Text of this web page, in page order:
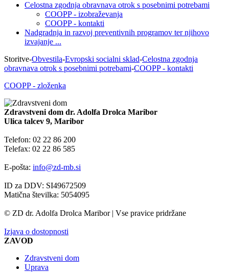
Celostna zgodnja obravnava otrok s posebnimi potrebami
COOPP - izobraževanja
COOPP - kontakti
Nadgradnja in razvoj preventivnih programov ter njihovo
izvajanje ...
Storitve-Obvestila-Evropski socialni sklad-Celostna zgodnja
obravnava otrok s posebnimi potrebami-COOPP - kontakti
COOPP - zloženka
Zdravstveni dom dr. Adolfa Drolca Maribor
Ulica talcev 9, Maribor
Telefon: 02 22 86 200
Telefax: 02 22 86 585
E-pošta: info@zd-mb.si
ID za DDV: SI49672509
Matična številka: 5054095
© ZD dr. Adolfa Drolca Maribor | Vse pravice pridržane
Izjava o dostopnosti
ZAVOD
Zdravstveni dom
Uprava